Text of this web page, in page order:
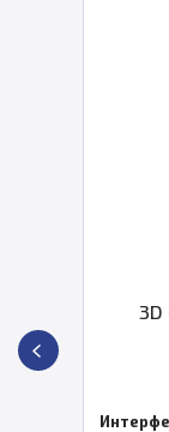
3D